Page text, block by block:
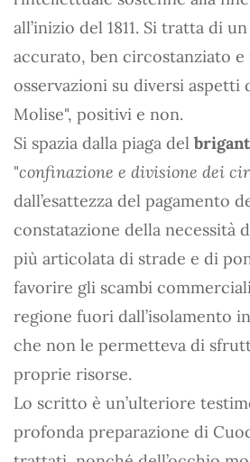
all’inizio del 1811. Si tratta di
accurato, ben circostanziato
osservazioni su diversi aspetti
Molise", positivi e non.
Si spazia dalla piaga del
"confinazione e divisione dei
dall’esattezza del pagamento
constatazione della necessità
più articolata di strade e di
favorire gli scambi
regione fuori dall’isolamento
che non le permetteva di
proprie risorse.
Lo scritto è un’ulteriore
profonda preparazione di